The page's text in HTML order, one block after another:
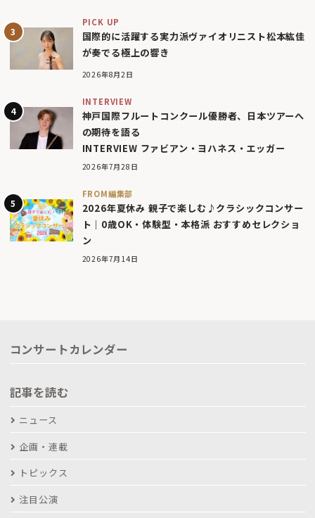
PICK UP
国際的に活躍する実力派ヴァイオリニスト松本紘佳
が奏でる極上の響き
2026年8月2日
INTERVIEW
神戸国際フルートコンクール優勝者、日本ツアーへ
の期待を語る
INTERVIEW ファビアン・ヨハネス・エッガー
2026年7月28日
FROM編集部
2026年夏休み 親子で楽しむ♪クラシックコンサー
ト｜0歳OK・体験型・本格派 おすすめセレクショ
ン
2026年7月14日
コンサートカレンダー
記事を読む
ニュース
企画・連載
トピックス
注目公演